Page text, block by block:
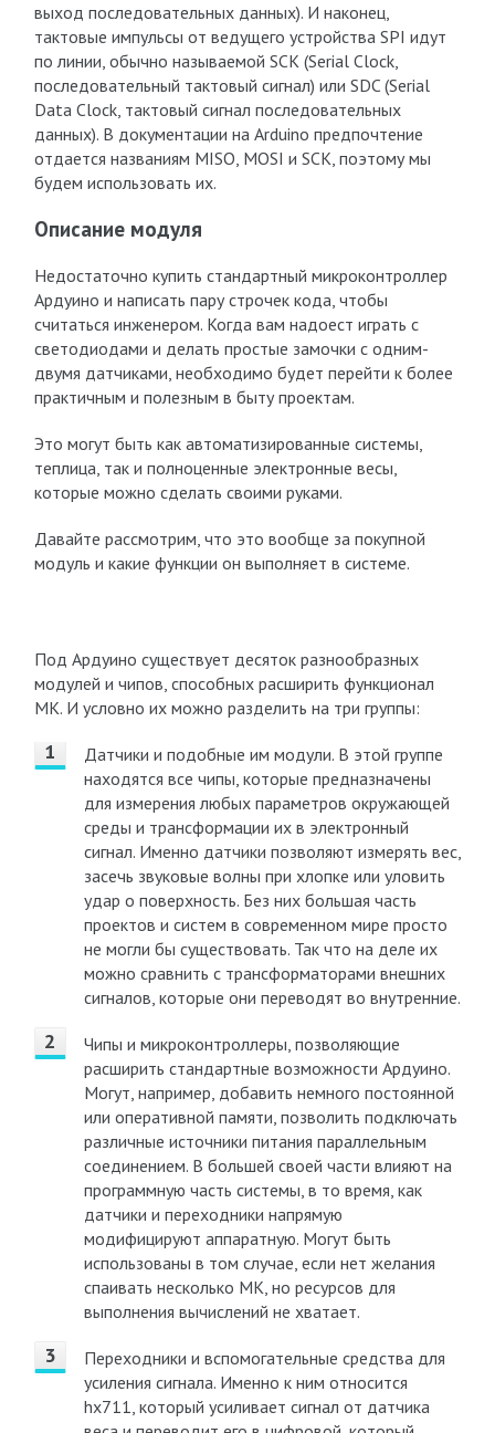
выход последовательных данных). И наконец,
тактовые импульсы от ведущего устройства SPI идут
по линии, обычно называемой SCK (Serial Clock,
последовательный тактовый сигнал) или SDC (Serial
Data Clock, тактовый сигнал последовательных
данных). В документации на Arduino предпочтение
отдается названиям MISO, MOSI и SCK, поэтому мы
будем использовать их.
Описание модуля
Недостаточно купить стандартный микроконтроллер
Ардуино и написать пару строчек кода, чтобы
считаться инженером. Когда вам надоест играть с
светодиодами и делать простые замочки с одним-
двумя датчиками, необходимо будет перейти к более
практичным и полезным в быту проектам.
Это могут быть как автоматизированные системы,
теплица, так и полноценные электронные весы,
которые можно сделать своими руками.
Давайте рассмотрим, что это вообще за покупной
модуль и какие функции он выполняет в системе.
Под Ардуино существует десяток разнообразных
модулей и чипов, способных расширить функционал
МК. И условно их можно разделить на три группы:
Датчики и подобные им модули. В этой группе
находятся все чипы, которые предназначены
для измерения любых параметров окружающей
среды и трансформации их в электронный
сигнал. Именно датчики позволяют измерять вес,
засечь звуковые волны при хлопке или уловить
удар о поверхность. Без них большая часть
проектов и систем в современном мире просто
не могли бы существовать. Так что на деле их
можно сравнить с трансформаторами внешних
сигналов, которые они переводят во внутренние.
Чипы и микроконтроллеры, позволяющие
расширить стандартные возможности Ардуино.
Могут, например, добавить немного постоянной
или оперативной памяти, позволить подключать
различные источники питания параллельным
соединением. В большей своей части влияют на
программную часть системы, в то время, как
датчики и переходники напрямую
модифицируют аппаратную. Могут быть
использованы в том случае, если нет желания
спаивать несколько МК, но ресурсов для
выполнения вычислений не хватает.
Переходники и вспомогательные средства для
усиления сигнала. Именно к ним относится
hx711, который усиливает сигнал от датчика